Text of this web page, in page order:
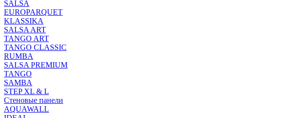
SALSA
EUROPARQUET
KLASSIKA
SALSA ART
TANGO ART
TANGO CLASSIC
RUMBA
SALSA PREMIUM
TANGO
SAMBA
STEP XL & L
Стеновые панели
AQUAWALL